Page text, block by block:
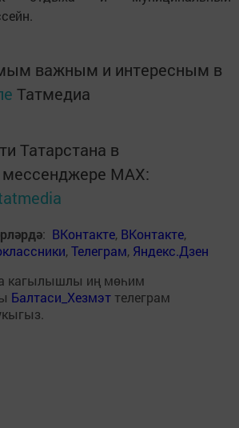
важным и интересным в
Татмедиа
Татарстана в
MАХ:
: ВКонтакте, ВКонтакте,
,Телеграм, Яндекс.Дзен
кагылышлы иң мөһим
Балтаси_Хезмэт телеграм